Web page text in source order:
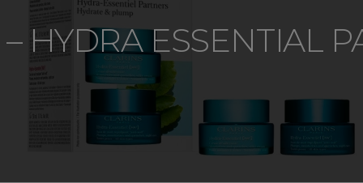
HYDRA ESSENTIAL